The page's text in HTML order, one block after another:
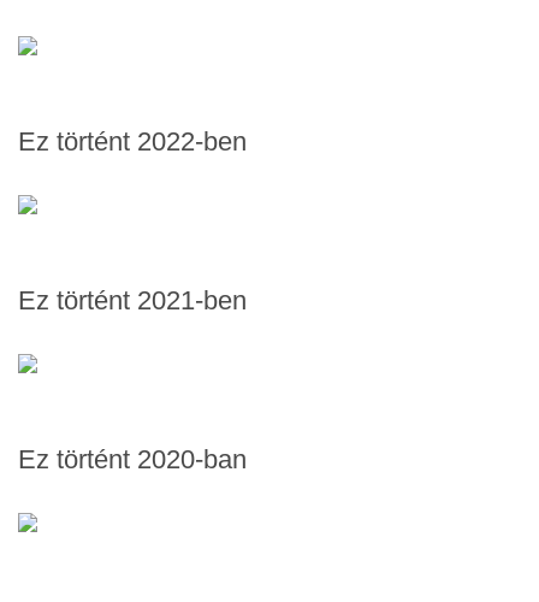
Ez történt 2022-ben
Ez történt 2021-ben
Ez történt 2020-ban